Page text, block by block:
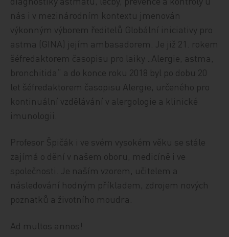
nás i v mezinárodním kontextu jmenován
výkonným výborem ředitelů Globální iniciativy pro
astma (GINA) jejím ambasadorem. Je již 21. rokem
šéfredaktorem časopisu pro laiky „Alergie, astma,
bronchitida“ a do konce roku 2018 byl po dobu 20
let šéfredaktorem časopisu Alergie, určeného pro
kontinuální vzdělávání v alergologie a klinické
imunologii.
Profesor Špičák i ve svém vysokém věku se stále
zajímá o dění v našem oboru, medicíně i ve
společnosti. Je naším vzorem, učitelem a
následování hodným příkladem, zdrojem nových
poznatků a životního moudra.
Ad multos annos!